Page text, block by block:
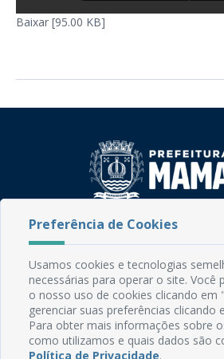
Baixar [95.00 KB]
Rua do Imperador, 78, Centro
CEP: 58.280-000 - Mamanguape/
Fone: (83) 3292-2246
Email:
Expediente: Segunda à Sexta, das
Mapa do Site
Perguntas frequentes
Preferência de Cookies
Usamos cookies e tecnologias
necessárias para operar o site. Você
o nosso uso de cookies clicando em
gerenciar suas preferências clicando
Para obter mais informações sobre
como utilizamos e quais dados são
Política de Privacidade.